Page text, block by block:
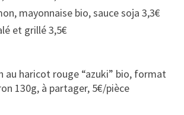
mayonnaise bio, sauce soja 3,3€
et grillé 3,5€
au haricot rouge “azuki” bio, format
130g, à partager, 5€/pièce